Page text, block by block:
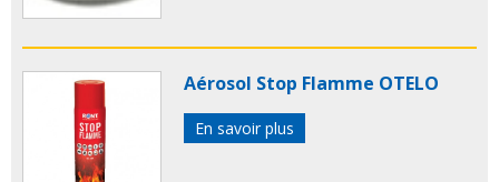
Aérosol Stop Flamme OTELO
En savoir plus